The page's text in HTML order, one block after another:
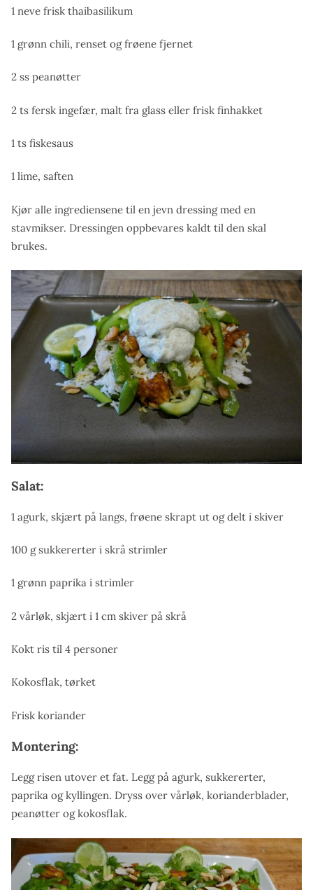
1 neve frisk thaibasilikum
1 grønn chili, renset og frøene fjernet
2 ss peanøtter
2 ts fersk ingefær, malt fra glass eller frisk finhakket
1 ts fiskesaus
1 lime, saften
Kjør alle ingrediensene til en jevn dressing med en
stavmikser. Dressingen oppbevares kaldt til den skal
brukes.
Salat:
1 agurk, skjært på langs, frøene skrapt ut og delt i skiver
100 g sukkererter i skrå strimler
1 grønn paprika i strimler
2 vårløk, skjært i 1 cm skiver på skrå
Kokt ris til 4 personer
Kokosflak, tørket
Frisk koriander
Montering:
Legg risen utover et fat. Legg på agurk, sukkererter,
paprika og kyllingen. Dryss over vårløk, korianderblader,
peanøtter og kokosflak.